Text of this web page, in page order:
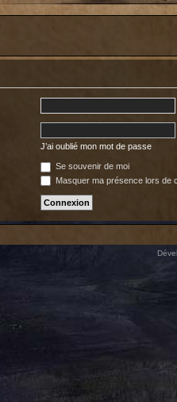
J’ai oublié mon mot de passe
Se souvenir de moi
Masquer ma présence lors de